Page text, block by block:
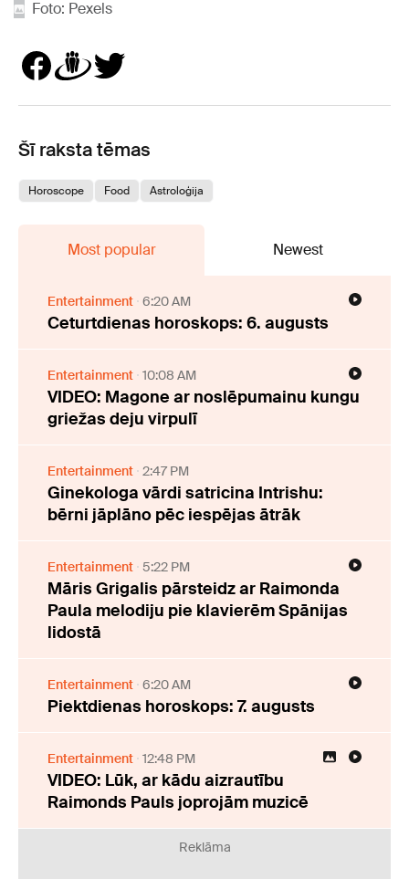
Foto: Pexels
Šī raksta tēmas
Horoscope Food Astroloģija
Most popular Newest
Entertainment 6:20 AM
Ceturtdienas horoskops: 6. augusts
Entertainment 10:08 AM
VIDEO: Magone ar noslēpumainu kungu
griežas deju virpulī
Entertainment 2:47 PM
Ginekologa vārdi satricina Intrishu:
bērni jāplāno pēc iespējas ātrāk
Entertainment 5:22 PM
Māris Grigalis pārsteidz ar Raimonda
Paula melodiju pie klavierēm Spānijas
lidostā
Entertainment 6:20 AM
Piektdienas horoskops: 7. augusts
Entertainment 12:48 PM
VIDEO: Lūk, ar kādu aizrautību
Raimonds Pauls joprojām muzicē
Reklāma